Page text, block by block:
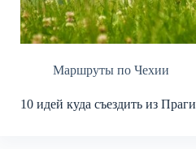
Маршруты по Чехии
10 идей куда съездить из Праги